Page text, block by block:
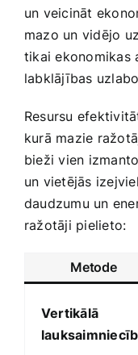
un veicināt
mazo un ‌vidējo
‍tikai ekonomikas
‌labklājības
Resursu
kurā ​mazie
bieži vien
un vietējās
daudzumu ​un
ražotāji pielieto:
Metode
Vertikālā